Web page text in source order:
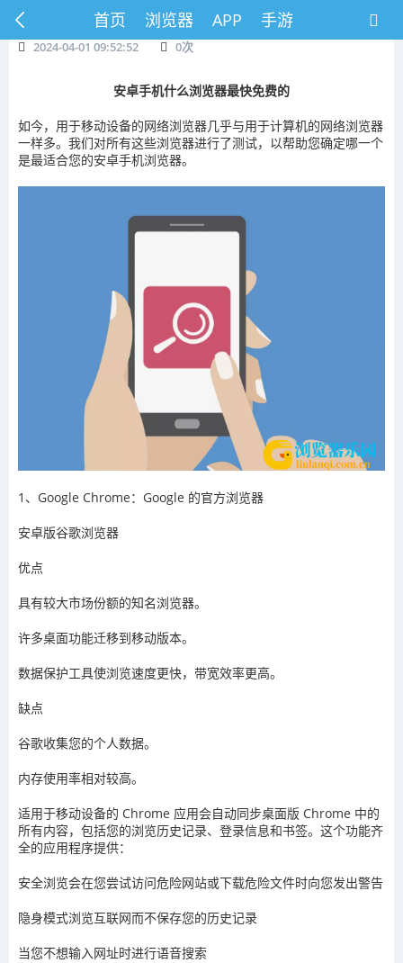
首页 浏览器 APP 手游
2024-04-01 09:52:52 0次
安卓手机什么浏览器最快免费的
如今，用于移动设备的网络浏览器几乎与用于计算机的网络浏览器
一样多。我们对所有这些浏览器进行了测试，以帮助您确定哪一个
是最适合您的安卓手机浏览器。
1、Google Chrome：Google 的官方浏览器
安卓版谷歌浏览器
优点
具有较大市场份额的知名浏览器。
许多桌面功能迁移到移动版本。
数据保护工具使浏览速度更快，带宽效率更高。
缺点
谷歌收集您的个人数据。
内存使用率相对较高。
适用于移动设备的 Chrome 应用会自动同步桌面版 Chrome 中的
所有内容，包括您的浏览历史记录、登录信息和书签。这个功能齐
全的应用程序提供：
安全浏览会在您尝试访问危险网站或下载危险文件时向您发出警告
隐身模式浏览互联网而不保存您的历史记录
当您不想输入网址时进行语音搜索